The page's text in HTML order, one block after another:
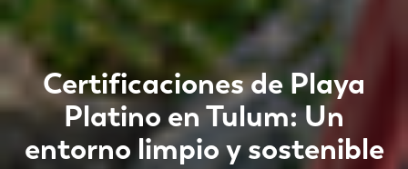
Certificaciones de Playa
Platino en Tulum: Un
entorno limpio y sostenible